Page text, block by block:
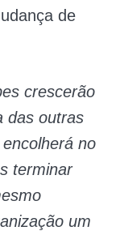
de
crescerão
das outras
no
terminar
um